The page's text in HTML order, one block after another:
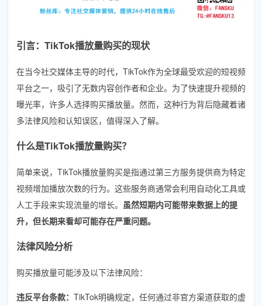
引言：TikTok播放量购买的现状
在当今社交媒体主导的时代，TikTok作为全球最受欢迎的短视频
平台之一，吸引了无数内容创作者和企业。为了快速提升视频的
曝光率，许多人选择购买播放量。然而，这种行为背后隐藏着诸
多法律风险和认知误区，值得深入了解。
什么是TikTok播放量购买？
简单来说，TikTok播放量购买是指通过第三方服务提供商为特定
视频增加播放次数的行为。这些服务商通常会利用自动化工具或
人工手段来实现流量的增长。 虽然短期内可能带来数据上的提
升，但长期来看却可能存在严重问题。
法律风险分析
购买播放量可能涉及以下法律风险：
违反平台条款： TikTok明确规定，任何通过非官方渠道获取的虚